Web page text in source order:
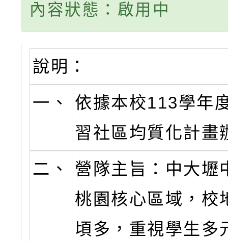
內容狀態：啟用中
說明：
一、
依據本校113學年
習社區均質化計畫
二、
營隊主旨：中大壢
桃園核心區域，校
頃多，重視學生多